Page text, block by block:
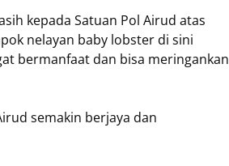
kepada Satuan Pol Airud atas
nelayan baby lobster di sini
bermanfaat dan bisa meringankan
semakin berjaya dan